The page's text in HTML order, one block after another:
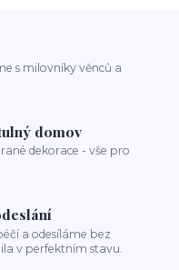
s milovníky věnců a
domov
dekorace - vše pro
a odesíláme bez
v perfektním stavu.